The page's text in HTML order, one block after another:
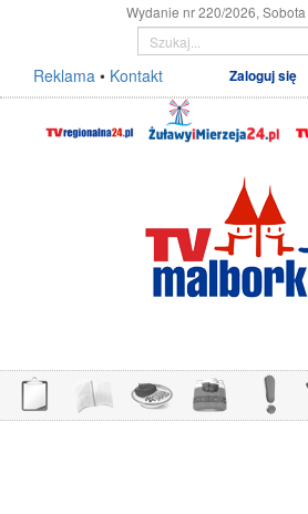
Wydanie nr 220/2026,
Reklama • Kontakt Zaloguj się